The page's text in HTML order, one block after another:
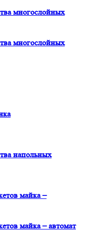
многослойных
многослойных
напольных
майка –
майка – автомат